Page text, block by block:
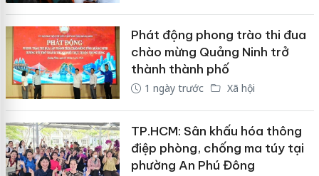
Phát động phong trào thi đua
chào mừng Quảng Ninh trở
thành thành phố
1 ngày trước Xã hội
TP.HCM: Sân khấu hóa thông
điệp phòng, chống ma túy tại
phường An Phú Đông